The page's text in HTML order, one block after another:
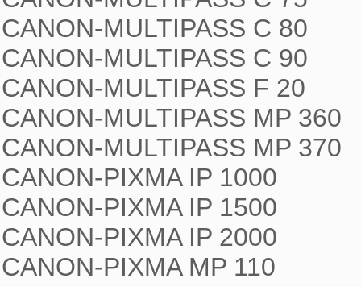
CANON-MULTIPASS C 80
CANON-MULTIPASS C 90
CANON-MULTIPASS F 20
CANON-MULTIPASS MP 360
CANON-MULTIPASS MP 370
CANON-PIXMA IP 1000
CANON-PIXMA IP 1500
CANON-PIXMA IP 2000
CANON-PIXMA MP 110